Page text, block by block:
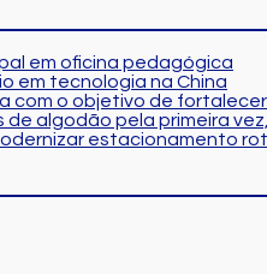
em oficina pedagógica
em tecnologia na China
com o objetivo de
algodão pela primeira
estacionamento